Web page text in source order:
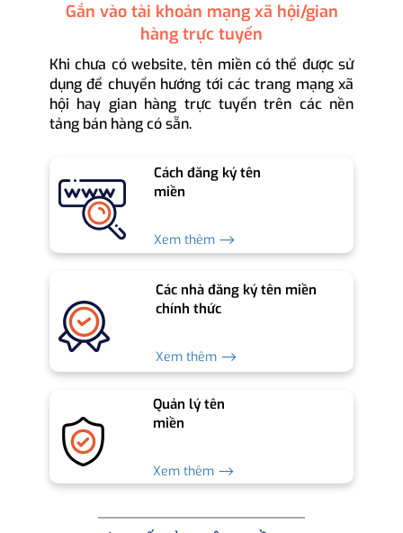
Gắn vào tài khoản mạng xã hội/gian
hàng trực tuyến
Khi chưa có website, tên miền có thể được sử
dụng để chuyển hướng tới các trang mạng xã
hội hay gian hàng trực tuyến trên các nền
tảng bán hàng có sẵn.
Cách đăng ký tên
miền
Xem thêm ⟶
Các nhà đăng ký tên miền
chính thức
Xem thêm ⟶
Quản lý tên
miền
Xem thêm ⟶